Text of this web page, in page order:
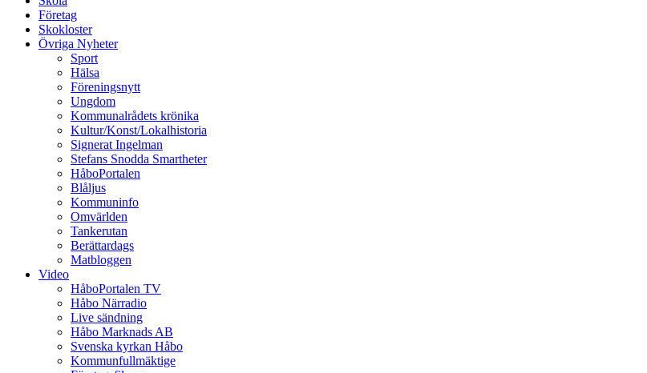
Företag
Skokloster
Övriga Nyheter
Sport
Hälsa
Föreningsnytt
Ungdom
Kommunalrådets krönika
Kultur/Konst/Lokalhistoria
Signerat Ingelman
Stefans Snodda Smartheter
HåboPortalen
Blåljus
Kommuninfo
Omvärlden
Tankerutan
Berättardags
Matbloggen
Video
HåboPortalen TV
Håbo Närradio
Live sändning
Håbo Marknads AB
Svenska kyrkan Håbo
Kommunfullmäktige